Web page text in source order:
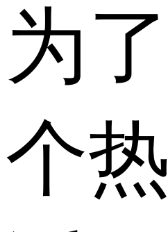
为
个